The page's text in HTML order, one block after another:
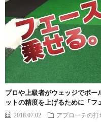
プロや上級者がウェッジでボー
ットの精度を上げるために「フ
2018.07.02 アプローチの打